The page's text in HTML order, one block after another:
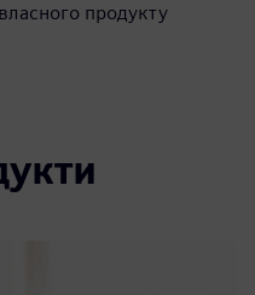
продукту